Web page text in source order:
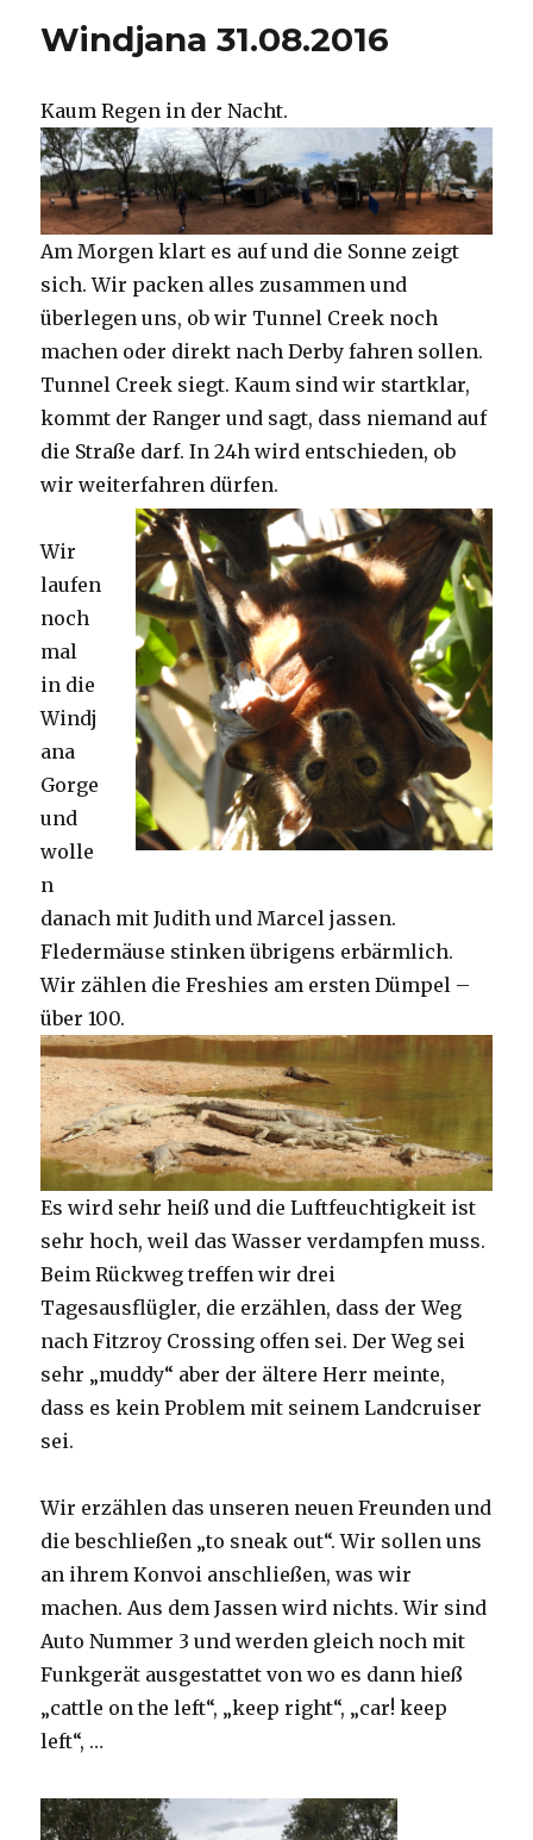
von
Perth
Windjana 31.08.2016
Kaum Regen in der Nacht.
Am Morgen klart es auf und die Sonne zeigt
sich. Wir packen alles zusammen und
überlegen uns, ob wir Tunnel Creek noch
machen oder direkt nach Derby fahren sollen.
Tunnel Creek siegt. Kaum sind wir startklar,
kommt der Ranger und sagt, dass niemand auf
die Straße darf. In 24h wird entschieden, ob
wir weiterfahren dürfen.
Wir
laufen
noch
mal
in die
Windj
ana
Gorge
und
wolle
n
danach mit Judith und Marcel jassen.
Fledermäuse stinken übrigens erbärmlich.
Wir zählen die Freshies am ersten Dümpel –
über 100.
Es wird sehr heiß und die Luftfeuchtigkeit ist
sehr hoch, weil das Wasser verdampfen muss.
Beim Rückweg treffen wir drei
Tagesausflügler, die erzählen, dass der Weg
nach Fitzroy Crossing offen sei. Der Weg sei
sehr „muddy“ aber der ältere Herr meinte,
dass es kein Problem mit seinem Landcruiser
sei.
Wir erzählen das unseren neuen Freunden und
die beschließen „to sneak out“. Wir sollen uns
an ihrem Konvoi anschließen, was wir
machen. Aus dem Jassen wird nichts. Wir sind
Auto Nummer 3 und werden gleich noch mit
Funkgerät ausgestattet von wo es dann hieß
„cattle on the left“, „keep right“, „car! keep
left“, …